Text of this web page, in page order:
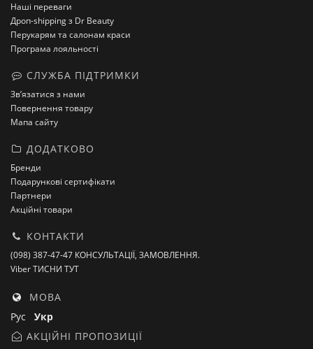
Наші переваги
Дроп-shipping з Dr Beauty
Перукарям та салонам краси
Програма лояльності
СЛУЖБА ПІДТРИМКИ
Зв’язатися з нами
Повернення товару
Мапа сайту
ДОДАТКОВО
Бренди
Подарункові сертифікати
Партнери
Акційні товари
КОНТАКТИ
(098) 387-47-47 КОНСУЛЬТАЦІЇ, ЗАМОВЛЕННЯ.
Viber ТИСНИ ТУТ
МОВА
Рус Укр
АКЦІЙНІ ПРОПОЗИЦІЇ